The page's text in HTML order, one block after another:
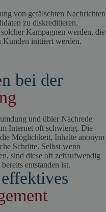
von gefälschten Nachrichten
zu diskreditieren.
Kampagnen werden, die
Kunden initiiert werden.
bei der
und übler Nachrede
Internet oft schwierig. Die
Möglichkeit, Inhalte anonym
Schritte. Selbst wenn
sind diese oft zeitaufwendig
entstanden ist.